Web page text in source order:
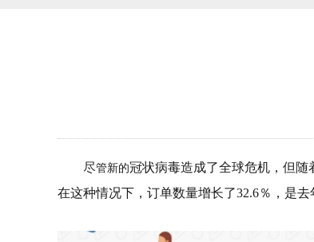
尽管新的冠状病毒造成了全球危机，但随
在这种情况下，订单数量增长了32.6％，是